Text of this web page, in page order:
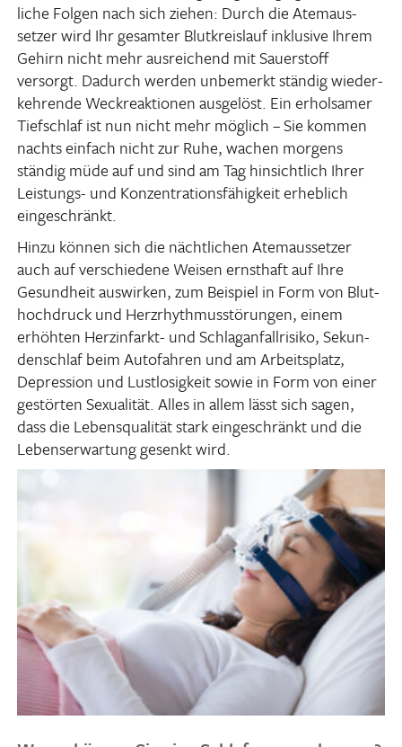
liche Folgen nach sich ziehen: Durch die Atem­aus­
setzer wird Ihr gesamter Blut­kreis­lauf inklu­sive Ihrem
Gehirn nicht mehr ausrei­chend mit Sauer­stoff
versorgt. Dadurch werden unbe­merkt ständig wieder­
keh­rende Weck­re­ak­tionen ausge­löst. Ein erhol­samer
Tief­schlaf ist nun nicht mehr möglich – Sie kommen
nachts einfach nicht zur Ruhe, wachen morgens
ständig müde auf und sind am Tag hinsicht­lich Ihrer
Leis­tungs- und Konzen­tra­ti­ons­fä­hig­keit erheb­lich
eingeschränkt.
Hinzu können sich die nächt­li­chen Atem­aus­setzer
auch auf verschie­dene Weisen ernst­haft auf Ihre
Gesund­heit auswirken, zum Beispiel in Form von Blut­
hoch­druck und Herz­rhyth­mus­stö­rungen, einem
erhöhten Herz­in­farkt- und Schlag­an­fall­ri­siko, Sekun­
den­schlaf beim Auto­fahren und am Arbeits­platz,
Depres­sion und Lust­lo­sig­keit sowie in Form von einer
gestörten Sexua­lität. Alles in allem lässt sich sagen,
dass die Lebens­qua­lität stark einge­schränkt und die
Lebens­er­war­tung gesenkt wird.